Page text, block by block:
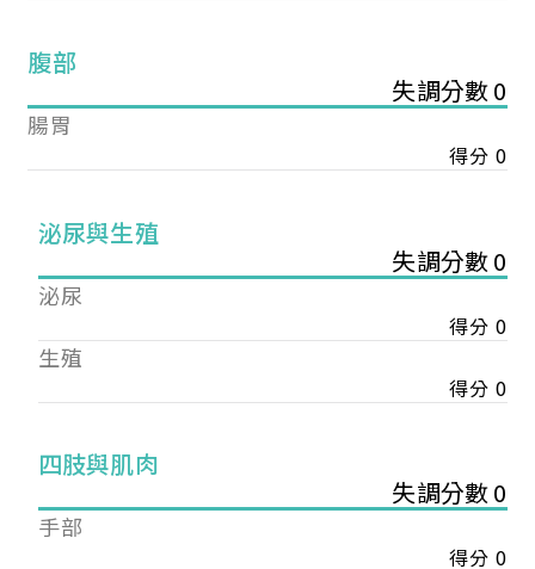
腹部
失調分數 0
腸胃
得分 0
泌尿與生殖
失調分數 0
泌尿
得分 0
生殖
得分 0
四肢與肌肉
失調分數 0
手部
得分 0
您已成功送出會員申請
您好，您的會員申請，已成功送出，經本協會理事
會審核通過後即通知您進行繳費，繳費資訊如下